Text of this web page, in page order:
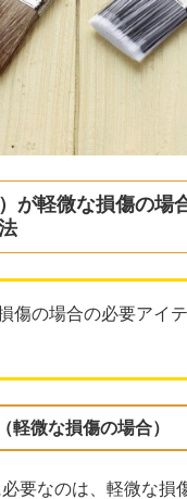
が軽微な損傷の場
傷の場合の必要アイ
軽微な損傷の場合）
要なのは、軽微な損